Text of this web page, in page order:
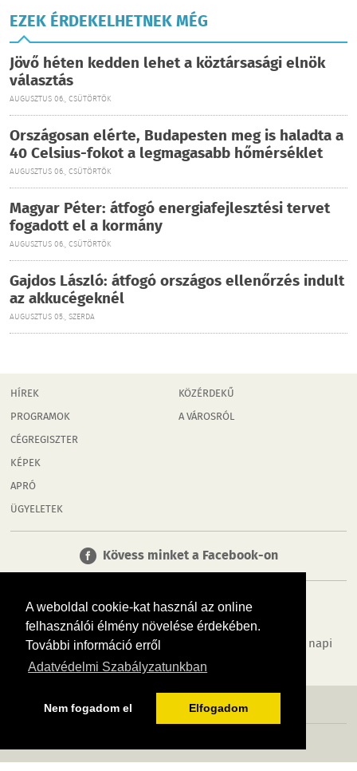
A weboldal cookie-kat használ az online
felhasználói élmény növelése érdekében.
További információ erről
Adatvédelmi Szabályzatunkban
Nem fogadom el Elfogadom
EZEK ÉRDEKELHETNEK MÉG
Jövő héten kedden lehet a köztársasági elnök
választás
AUGUSZTUS 06., CSÜTÖRTÖK
Országosan elérte, Budapesten meg is haladta a
40 Celsius-fokot a legmagasabb hőmérséklet
AUGUSZTUS 06., CSÜTÖRTÖK
Magyar Péter: átfogó energiafejlesztési tervet
fogadott el a kormány
AUGUSZTUS 06., CSÜTÖRTÖK
Gajdos László: átfogó országos ellenőrzés indult
az akkucégeknél
AUGUSZTUS 05., SZERDA
HÍREK
PROGRAMOK
CÉGREGISZTER
KÉPEK
APRÓ
ÜGYELETEK
KÖZÉRDEKŰ
A VÁROSRÓL
Kövess minket a Facebook-on
Tudj meg többet városodról! Hírek, programok, képek, napi
menü, cégek…. és minden, ami Győr
MÉDIAAJÁNLÓ ADATVÉDELEM IMPRESSZUM RÓLUNK